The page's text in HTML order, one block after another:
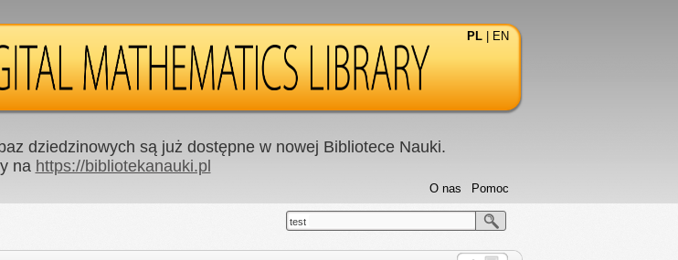
PL EN
dziedzinowych są już dostępne w nowej Bibliotece Nauki.
na https://bibliotekanauki.pl
Pomoc
O nas
test